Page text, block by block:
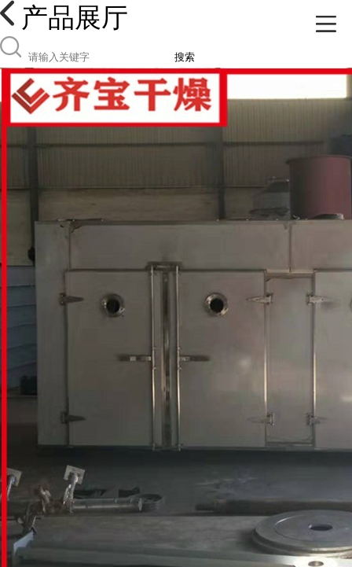
产品展厅
搜索